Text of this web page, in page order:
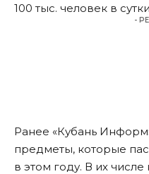
100 тыс. человек в
-
Ранее «Кубань
предметы, которые
в этом году. В их числе